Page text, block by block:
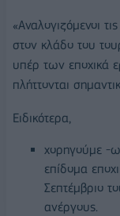
«Αναλογιζόμενοι
στον κλάδο του
υπέρ των εποχικά
πλήττονται
Ειδικότερα,
χορηγούμε -
επίδομα
Σεπτέμβριο
ανέργους.